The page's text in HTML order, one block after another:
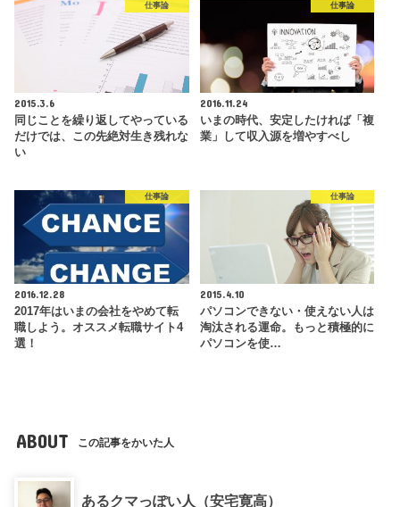
仕事論
2015.3.6
同じことを繰り返してやっている
だけでは、この先絶対生き残れな
い
仕事論
2016.11.24
いまの時代、安定したければ「複
業」して収入源を増やすべし
仕事論
2016.12.28
2017年はいまの会社をやめて転
職しよう。オススメ転職サイト4
選！
仕事論
2015.4.10
パソコンできない・使えない人は
淘汰される運命。もっと積極的に
パソコンを使…
ABOUT この記事をかいた人
あるクマっぽい人（安宅寛高）